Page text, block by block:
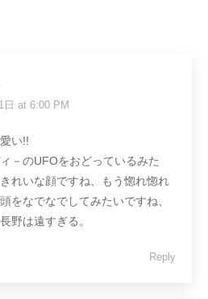
日 at 6:00 PM
い!!
－のUFOをおどっているみた
れいな顔ですね、もう惚れ惚れ
をなでなでしてみたいですね、
野は遠すぎる。
Reply